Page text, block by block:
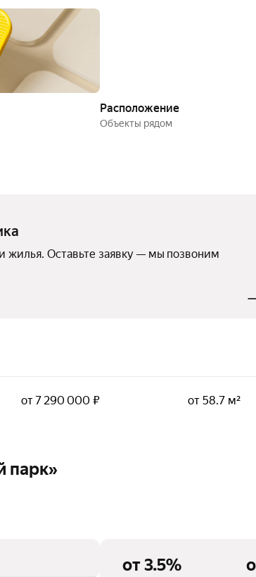
Расположение
Объекты рядом
жилья. Оставьте заявку — мы позвоним
от 7 290 000 ₽ от 58.7 м²
парк»
от 3.5%